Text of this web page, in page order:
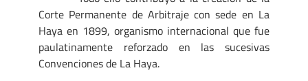
Corte Permanente de Arbitraje con sede en La
Haya en 1899, organismo internacional que fue
paulatinamente reforzado en las sucesivas
Convenciones de La Haya.